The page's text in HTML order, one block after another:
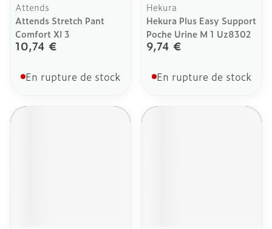
Attends
Attends Stretch Pant
Comfort Xl 3
10,74 €
En rupture de stock
Hekura
Hekura Plus Easy Support
Poche Urine M 1 Uz8302
9,74 €
En rupture de stock